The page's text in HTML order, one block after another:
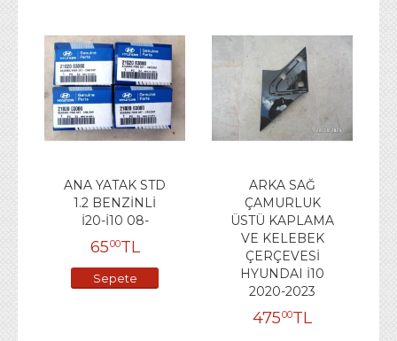
ANA YATAK STD
1.2 BENZİNLİ
İ20-İ10 08-
6500TL
Sepete
ARKA SAĞ
ÇAMURLUK
ÜSTÜ KAPLAMA
VE KELEBEK
ÇERÇEVESİ
HYUNDAI İ10
2020-2023
47500TL